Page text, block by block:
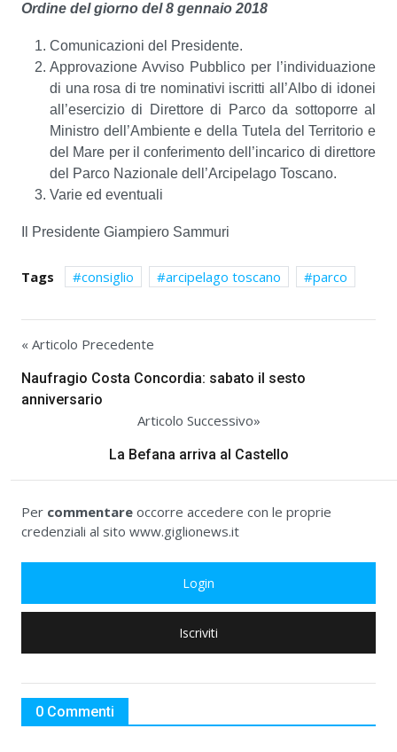
Ordine del giorno del 8 gennaio 2018
Comunicazioni del Presidente.
Approvazione Avviso Pubblico per l’individuazione
di una rosa di tre nominativi iscritti all’Albo di idonei
all’esercizio di Direttore di Parco da sottoporre al
Ministro dell’Ambiente e della Tutela del Territorio e
del Mare per il conferimento dell’incarico di direttore
del Parco Nazionale dell’Arcipelago Toscano.
Varie ed eventuali
Il Presidente Giampiero Sammuri
Tags consiglio arcipelago toscano parco
« Articolo Precedente
Naufragio Costa Concordia: sabato il sesto
anniversario
Articolo Successivo»
La Befana arriva al Castello
Per commentare occorre accedere con le proprie
credenziali al sito www.giglionews.it
Login
Iscriviti
0 Commenti